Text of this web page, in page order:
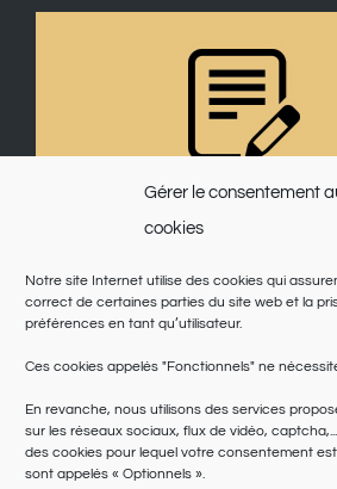
Gérer le consentement
cookies
Notre site Internet utilise des cookies qui
correct de certaines parties du site web et la
préférences en tant qu’utilisateur.
Ces cookies appelés "Fonctionnels" ne
En revanche, nous utilisons des services
sur les réseaux sociaux, flux de vidéo,
des cookies pour lequel votre consentement
sont appelés « Optionnels ».